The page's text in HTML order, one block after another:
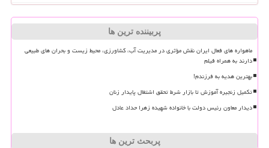
پربیننده ترین ها
ماهواره های فعال ایران نقش مؤثری در مدیریت آب، کشاورزی، محیط زیست و بحران های طبیعی
دارند به همراه فیلم
بهترین هدیه به فرزندم!
تکمیل زنجیره آموزش تا بازار شرط تحقق اشتغال پایدار زنان
دیدار معاون رئیس دولت با خانواده شهیده زهرا حداد عادل
پربحث ترین ها